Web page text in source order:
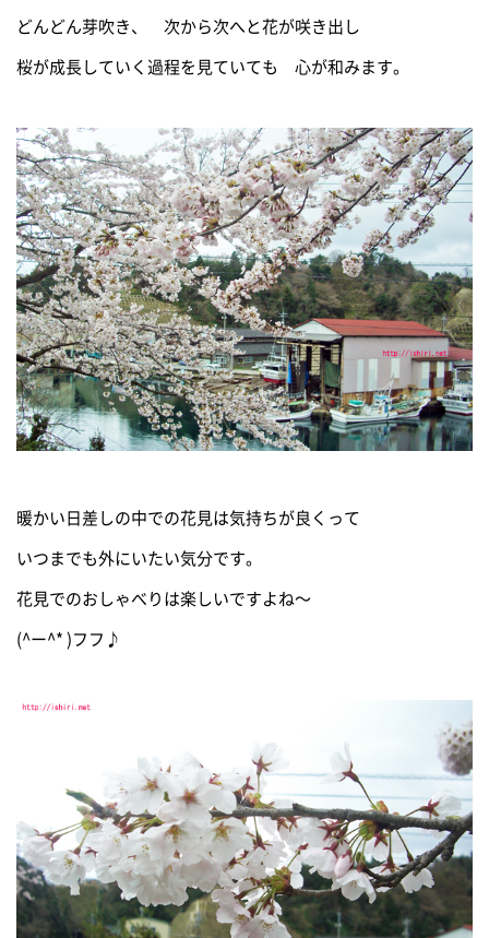
どんどん芽吹き、 次から次へと花が咲き出し
桜が成長していく過程を見ていても 心が和みます。
暖かい日差しの中での花見は気持ちが良くって
いつまでも外にいたい気分です。
花見でのおしゃべりは楽しいですよね～
(^ー^* )フフ♪